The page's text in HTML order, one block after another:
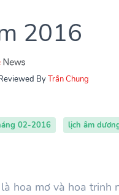
2016
ByTrần Chung
02-2016
lịch âm
hoa mơ và hoa trinh